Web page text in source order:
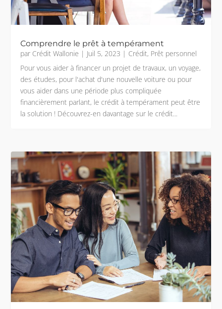
Comprendre le prêt à tempérament
par Crédit Wallonie | Juil 5, 2023 | Crédit, Prêt personnel
Pour vous aider à financer un projet de travaux, un voyage,
des études, pour l'achat d'une nouvelle voiture ou pour
vous aider dans une période plus compliquée
financièrement parlant, le crédit à tempérament peut être
la solution ! Découvrez-en davantage sur le crédit...